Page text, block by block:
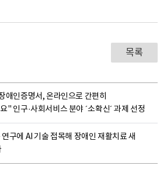
목록
애인증명서, 온라인으로 간편히
" 인구·사회서비스 분야 ´소확신´ 과제 선정
구에 AI 기술 접목해 장애인 재활치료 새